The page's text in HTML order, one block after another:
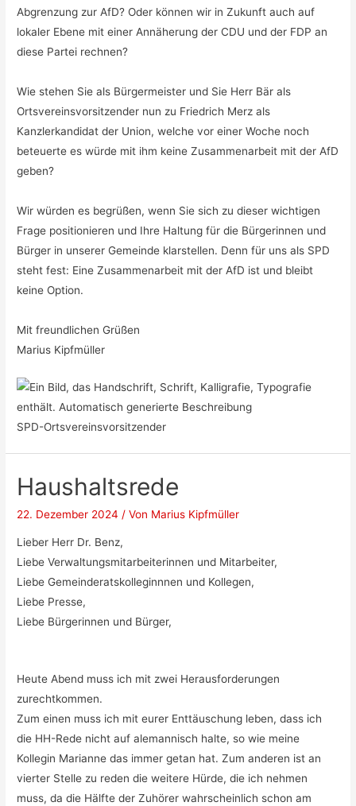
Abgrenzung zur AfD? Oder können wir in Zukunft auch auf
lokaler Ebene mit einer Annäherung der CDU und der FDP an
diese Partei rechnen?
Wie stehen Sie als Bürgermeister und Sie Herr Bär als
Ortsvereinsvorsitzender nun zu Friedrich Merz als
Kanzlerkandidat der Union, welche vor einer Woche noch
beteuerte es würde mit ihm keine Zusammenarbeit mit der AfD
geben?
Wir würden es begrüßen, wenn Sie sich zu dieser wichtigen
Frage positionieren und Ihre Haltung für die Bürgerinnen und
Bürger in unserer Gemeinde klarstellen. Denn für uns als SPD
steht fest: Eine Zusammenarbeit mit der AfD ist und bleibt
keine Option.
Mit freundlichen Grüßen
Marius Kipfmüller
SPD-Ortsvereinsvorsitzender
Haushaltsrede
22. Dezember 2024 / Von Marius Kipfmüller
Lieber Herr Dr. Benz,
Liebe Verwaltungsmitarbeiterinnen und Mitarbeiter,
Liebe Gemeinderatskolleginnnen und Kollegen,
Liebe Presse,
Liebe Bürgerinnen und Bürger,
Heute Abend muss ich mit zwei Herausforderungen
zurechtkommen.
Zum einen muss ich mit eurer Enttäuschung leben, dass ich
die HH-Rede nicht auf alemannisch halte, so wie meine
Kollegin Marianne das immer getan hat. Zum anderen ist an
vierter Stelle zu reden die weitere Hürde, die ich nehmen
muss, da die Hälfte der Zuhörer wahrscheinlich schon am